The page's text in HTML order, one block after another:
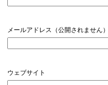
メールアドレス（公開されません）
ウェブサイト